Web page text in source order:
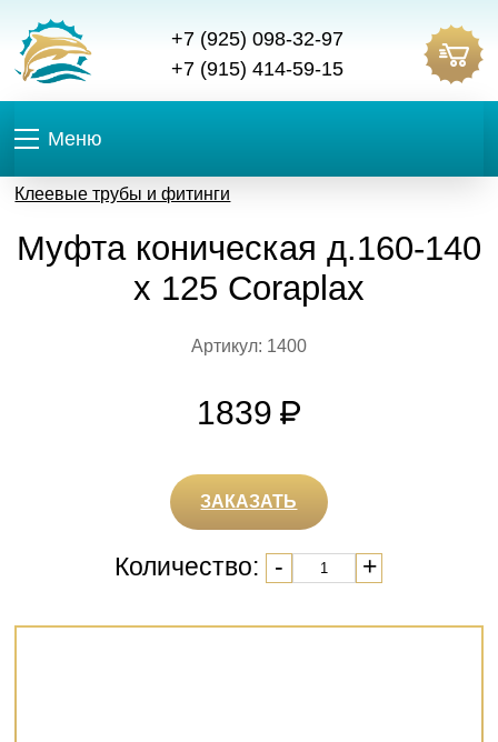
+7 (925) 098-32-97
+7 (915) 414-59-15
Меню
Клеевые трубы и фитинги
Муфта коническая д.160-140
х 125 Coraplax
Артикул: 1400
1839
ЗАКАЗАТЬ
Количество: - +